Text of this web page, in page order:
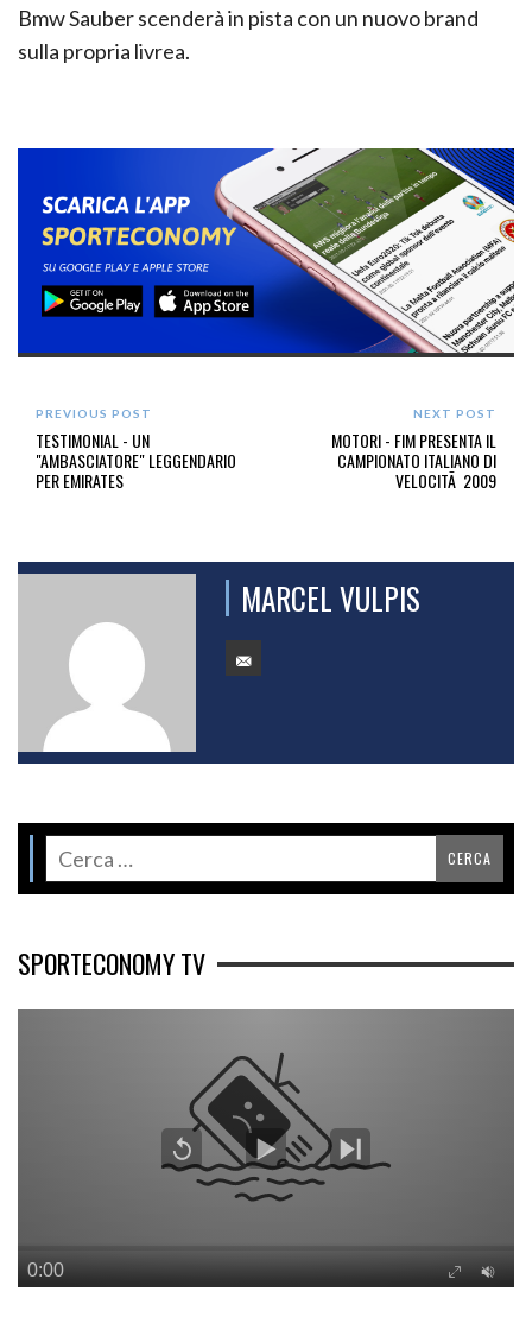
Bmw Sauber scenderà in pista con un nuovo brand
sulla propria livrea.
PREVIOUS POST
TESTIMONIAL - UN
"AMBASCIATORE" LEGGENDARIO
PER EMIRATES
NEXT POST
MOTORI - FIM PRESENTA IL
CAMPIONATO ITALIANO DI
VELOCITÃ 2009
MARCEL VULPIS
SPORTECONOMY TV